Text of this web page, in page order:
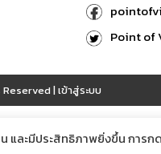
และมีประสิทธิภาพยิ่งขึ้น การกด
Point of
Reserved|เข้าสู่ระบบ